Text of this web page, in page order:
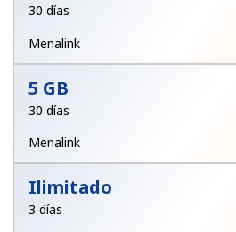
Mantente en contacto para recibir
ofertas.
Al abrir una cuenta en este sitio
30 días
Menalink
5 GB
30 días
Menalink
Ilimitado
3 días